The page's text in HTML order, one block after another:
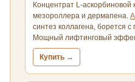
Концентрат L-аскорбиновой
мезороллера и дермапена.
синтез коллагена, борется
Мощный лифтинговый
Купить →